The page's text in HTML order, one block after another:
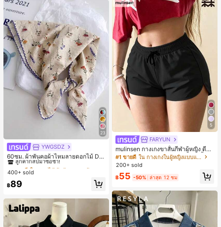
23
YWGSDZ
60ซม. ผ้าพันคอผ้าไหมลายดอกไม้ Dit
sy สีเบจ, เครื่องประดับใหม่สำหรับผู้หญิ
งฤดูใบไม้ผลิ/ฤดูใบไม้ร่วง, ผ้าพันคอผืน
#1 ขายดี
ลูกค้ากลับมาซื้อซ้ำ!
#1 ขายดี
ลูกค้ากลับมาซื้อซ้ำ!
#1 ขายดี
ลูกค้ากลับมาซื้อซ้ำ!
#1 ขายดี
ใน ดอกไม้ ผ้าพันคอและผ้าพันคอผู้หญิง
400+ sold
฿89
5
FARYUN
mulinsen กางเกงขาสั้นกีฬาผู้หญิง ดีไซ
น์ปลายเปิด เอวยืดหยุ่น กางเกงขาสั้น
ลำลองกีฬาฤดูร้อน ความยาว 3/4
#1 ขายดี
ใน กางเกงในผู้หญิงแบบแอคทีฟ
200+ sold
฿55 -50% ล่าสุด 12 ชม